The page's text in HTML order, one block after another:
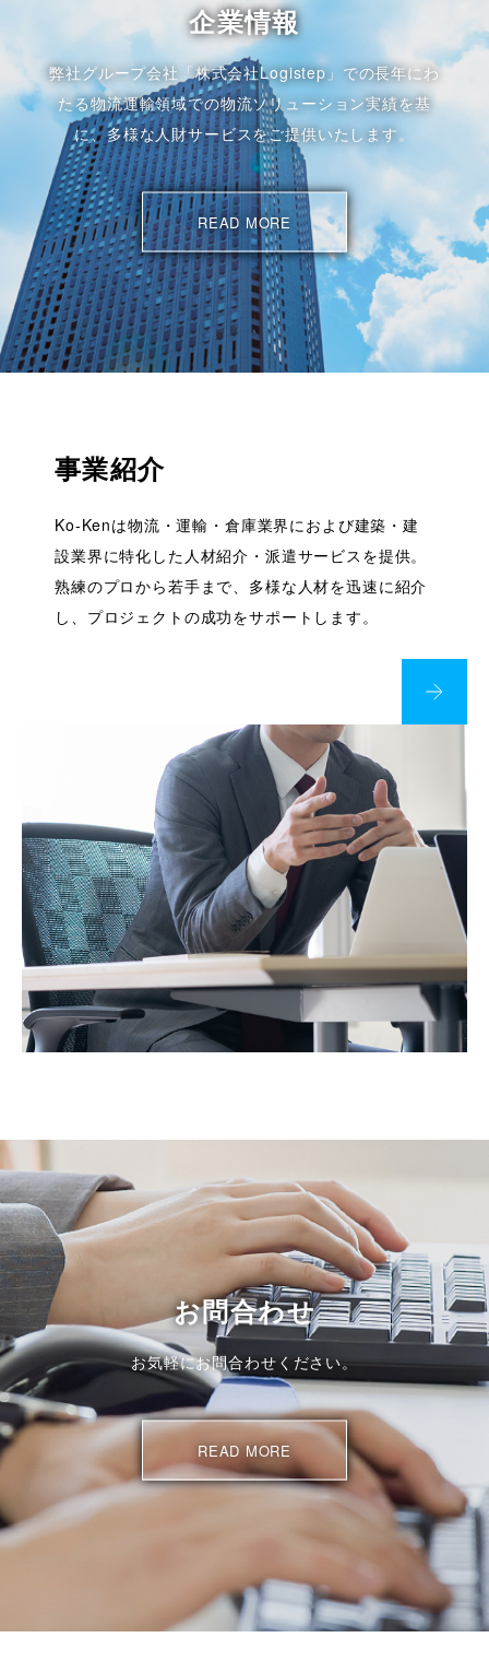
企業情報
弊社グループ会社「株式会社Logistep」での長年にわ
たる物流運輸領域での物流ソリューション実績を基
に、多様な人財サービスをご提供いたします。
READ MORE
事業紹介
Ko-Kenは物流・運輸・倉庫業界におよび建築・建
設業界に特化した人材紹介・派遣サービスを提供。
熟練のプロから若手まで、多様な人材を迅速に紹介
し、プロジェクトの成功をサポートします。
お問合わせ
お気軽にお問合わせください。
READ MORE